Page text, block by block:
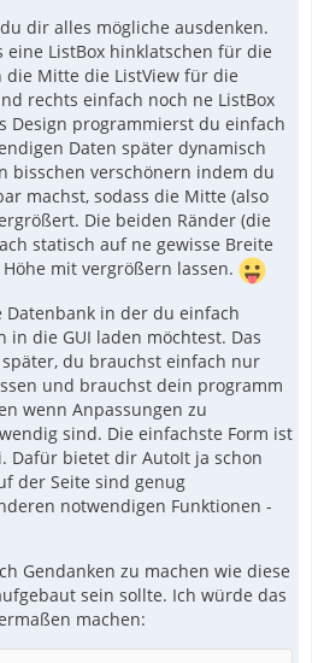
dir alles mögliche ausdenken.
ListBox hinklatschen für die
die Mitte die ListView für die
rechts einfach noch ne ListBox
Design programmierst du einfach
Daten später dynamisch
bisschen verschönern indem du
machst, sodass die Mitte (also
Die beiden Ränder (die
statisch auf ne gewisse Breite
mit vergrößern lassen.
in der du einfach
in die GUI laden möchtest. Das
du brauchst einfach nur
und brauchst dein programm
wenn Anpassungen zu
sind. Die einfachste Form ist
Dafür bietet dir AutoIt ja schon
der Seite sind genug
notwendigen Funktionen -
Gendanken zu machen wie diese
sein sollte. Ich würde das
machen: